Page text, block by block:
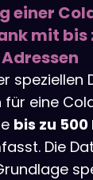
einer
mit bis
Adressen
speziellen
für eine
bis zu
Die